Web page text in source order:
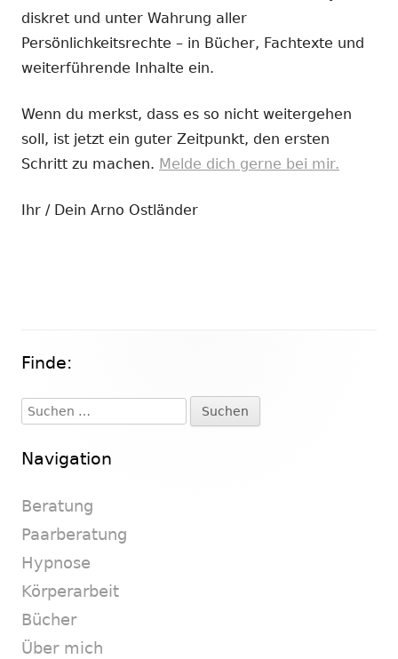
öffnen
diskret und unter Wahrung aller
Persönlichkeitsrechte – in Bücher, Fachtexte und
weiterführende Inhalte ein.
Wenn du merkst, dass es so nicht weitergehen
soll, ist jetzt ein guter Zeitpunkt, den ersten
Schritt zu machen. Melde dich gerne bei mir.
Ihr / Dein Arno Ostländer
Haupt-
Seitenleiste
Finde:
Suchen
nach:
Navigation
Beratung
Paarberatung
Hypnose
Körperarbeit
Bücher
Über mich